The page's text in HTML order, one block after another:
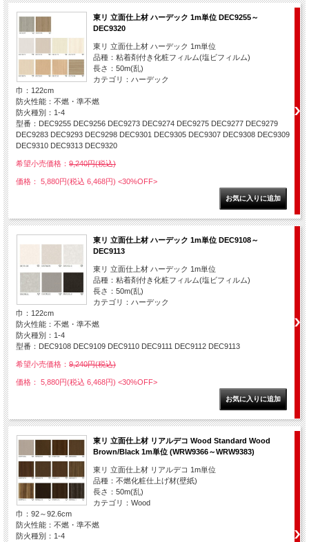
東リ 立面仕上材 ハーデック 1m単位 DEC9255～
DEC9320
東リ 立面仕上材 ハーデック 1m単位
品種：粘着剤付き化粧フィルム(塩ビフィルム)
長さ：50m(乱)
カテゴリ：ハーデック
巾：122cm
防火性能：不燃・準不燃
防火種別：1-4
型番：DEC9255 DEC9256 DEC9273 DEC9274 DEC9275 DEC9277 DEC9279
DEC9283 DEC9293 DEC9298 DEC9301 DEC9305 DEC9307 DEC9308 DEC9309
DEC9310 DEC9313 DEC9320
希望小売価格： 9,240円(税込)
価格： 5,880円(税込 6,468円) <30%OFF>
東リ 立面仕上材 ハーデック 1m単位 DEC9108～
DEC9113
東リ 立面仕上材 ハーデック 1m単位
品種：粘着剤付き化粧フィルム(塩ビフィルム)
長さ：50m(乱)
カテゴリ：ハーデック
巾：122cm
防火性能：不燃・準不燃
防火種別：1-4
型番：DEC9108 DEC9109 DEC9110 DEC9111 DEC9112 DEC9113
希望小売価格： 9,240円(税込)
価格： 5,880円(税込 6,468円) <30%OFF>
東リ 立面仕上材 リアルデコ Wood Standard Wood
Brown/Black 1m単位 (WRW9366～WRW9383)
東リ 立面仕上材 リアルデコ 1m単位
品種：不燃化粧仕上げ材(壁紙)
長さ：50m(乱)
カテゴリ：Wood
巾：92～92.6cm
防火性能：不燃・準不燃
防火種別：1-4